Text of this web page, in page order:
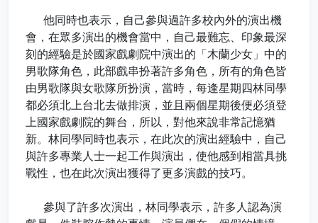
他同時也表示，自己參與過許多校內外的演出機
會，在眾多演出的機會當中，自己最難忘、印象最深
刻的經驗是於國家戲劇院中演出的「木蘭少女」中的
男歌隊角色，此部戲串扮著許多角色，所有的角色皆
由男歌隊與女歌隊所扮演，當時，每逢星期四林同學
都必須北上台北去做排演，並且兩個星期後便必須登
上國家戲劇院的舞台，所以，對他來說非常記憶猶
新。林同學同時也表示，在此次的演出經驗中，自己
與許多專業人士一起工作與演出，使他感到相當具挑
戰性，也在此次演出獲得了更多演戲的技巧。
參與了許多次演出，林同學表示，許多人認為演